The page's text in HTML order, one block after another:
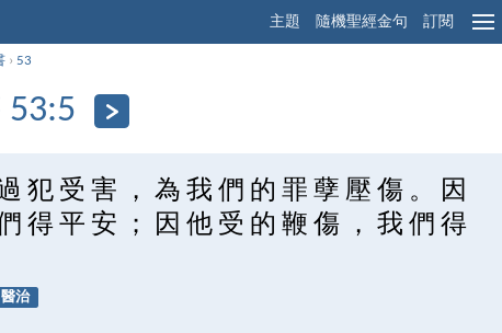
主題 隨機聖經金句 訂閱
›53
犯 受 害 ， 為 我 們 的 罪 孽 壓 傷 。 因
得 平 安 ； 因 他 受 的 鞭 傷 ， 我 們 得
醫治